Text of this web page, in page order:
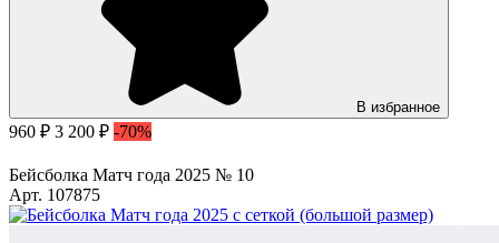
В избранное
960 ₽ 3 200 ₽ -70%
Бейсболка Матч года 2025 № 10
Арт. 107875